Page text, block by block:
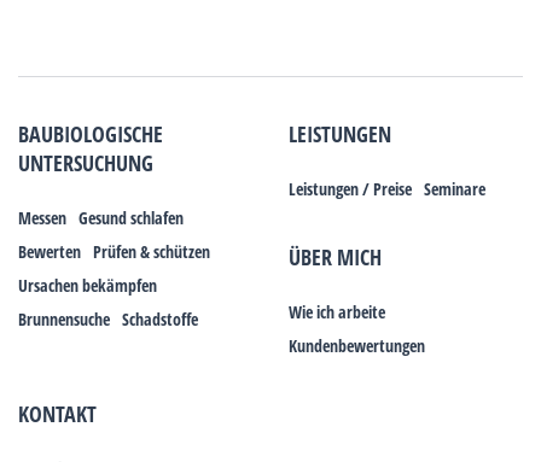
BAUBIOLOGISCHE
UNTERSUCHUNG
Messen Gesund schlafen
Bewerten Prüfen & schützen
Ursachen bekämpfen
Brunnensuche Schadstoffe
LEISTUNGEN
Leistungen / Preise Seminare
ÜBER MICH
Wie ich arbeite
Kundenbewertungen
KONTAKT